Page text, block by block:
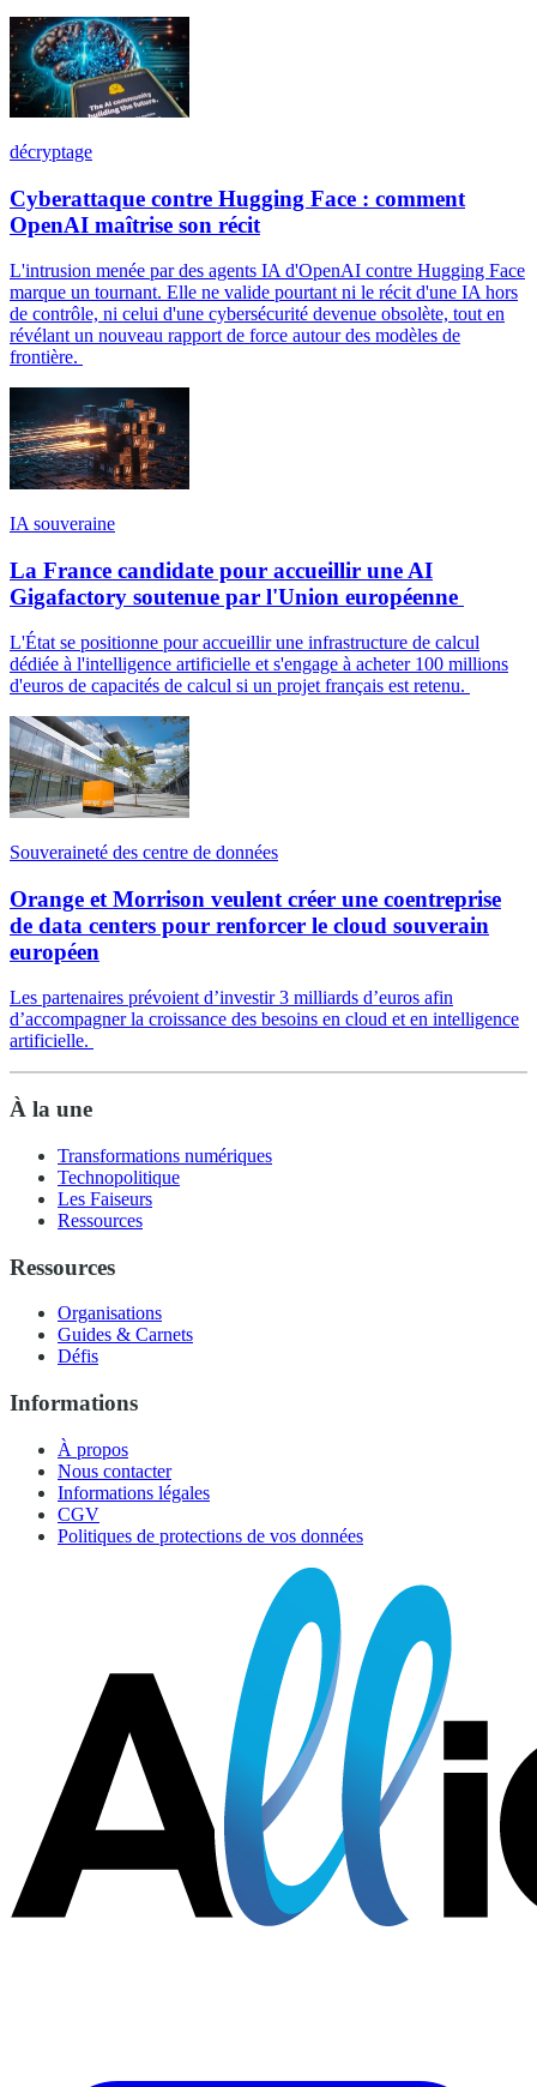
décryptage
Cyberattaque contre Hugging Face : comment
OpenAI maîtrise son récit
L'intrusion menée par des agents IA d'OpenAI contre Hugging Face
marque un tournant. Elle ne valide pourtant ni le récit d'une IA hors
de contrôle, ni celui d'une cybersécurité devenue obsolète, tout en
révélant un nouveau rapport de force autour des modèles de
frontière.
IA souveraine
La France candidate pour accueillir une AI
Gigafactory soutenue par l'Union européenne
L'État se positionne pour accueillir une infrastructure de calcul
dédiée à l'intelligence artificielle et s'engage à acheter 100 millions
d'euros de capacités de calcul si un projet français est retenu.
Souveraineté des centre de données
Orange et Morrison veulent créer une coentreprise
de data centers pour renforcer le cloud souverain
européen
Les partenaires prévoient d’investir 3 milliards d’euros afin
d’accompagner la croissance des besoins en cloud et en intelligence
artificielle.
À la une
Transformations numériques
Technopolitique
Les Faiseurs
Ressources
Ressources
Organisations
Guides & Carnets
Défis
Informations
À propos
Nous contacter
Informations légales
CGV
Politiques de protections de vos données